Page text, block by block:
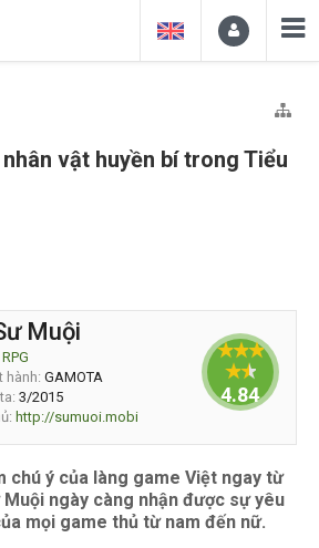
vật huyền bí trong Tiểu
Muội
RPG
hành: GAMOTA
3/2015
http://sumuoi.mobi
4.844
chú ý của làng game Việt ngay từ
ngày càng nhận được sự yêu
mọi game thủ từ nam đến nữ.